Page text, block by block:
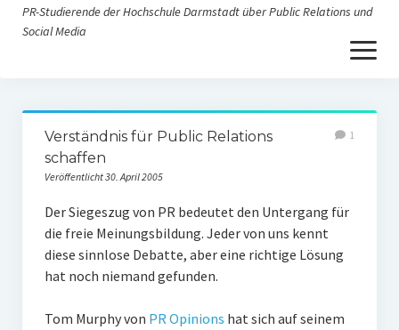
Nonprofit-PR
Corporate Weblogs
Social Media
PR-Theorie
PR-Literatur
PR-Studierende der Hochschule Darmstadt über Public Relations und
Social Media
Menü
öffnen
Über uns
Impressum
Datenschutz
Verständnis für Public Relations
schaffen
Veröffentlicht 30. April 2005
1
Der Siegeszug von PR bedeutet den Untergang für
die freie Meinungsbildung. Jeder von uns kennt
diese sinnlose Debatte, aber eine richtige Lösung
hat noch niemand gefunden.
Tom Murphy von PR Opinions hat sich auf seinem